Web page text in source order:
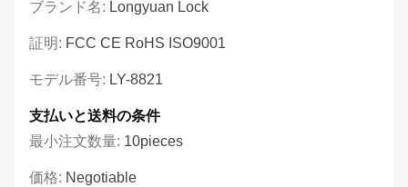
ブランド名: Longyuan Lock
証明: FCC CE RoHS ISO9001
モデル番号: LY-8821
支払いと送料の条件
最小注文数量: 10pieces
価格: Negotiable